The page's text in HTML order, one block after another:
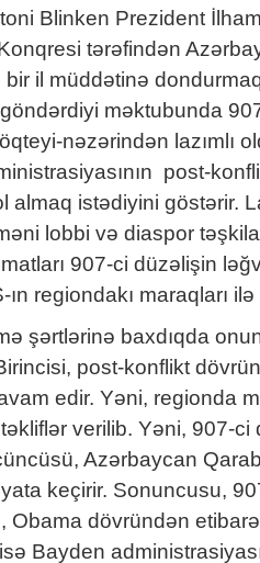
Blinken Prezident İlham
tərəfindən
il müddətinə
məktubunda
nəzərindən lazımlı
post-
almaq istədiyini göstərir.
lobbi və diaspor
907-ci düzəlişin
regiondakı maraqları
şərtlərinə baxdıqda
post-konflikt
edir. Yəni, regionda
verilib. Yəni, 907-
Azərbaycan
keçirir. Sonuncusu,
dövründən
Bayden